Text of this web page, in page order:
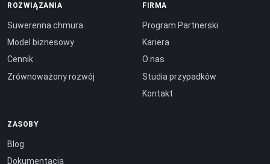
ROZWIĄZANIA
Suwerenna chmura
Model biznesowy
Cennik
Zrównoważony rozwój
FIRMA
Program Partnerski
Kariera
O nas
Studia przypadków
Kontakt
ZASOBY
Blog
Dokumentacja